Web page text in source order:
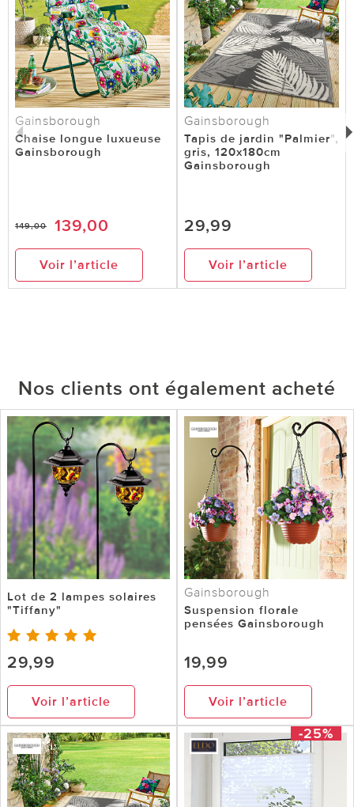
Gainsborough
Chaise longue luxueuse
Gainsborough
149,00 139,00
Voir l’article
Gainsborough
Tapis de jardin "Palmier",
gris, 120x180cm
Gainsborough
29,99
Voir l’article
Nos clients ont également acheté
Lot de 2 lampes solaires
"Tiffany"
29,99
Voir l’article
Gainsborough
Suspension florale
pensées Gainsborough
19,99
Voir l’article
-25%